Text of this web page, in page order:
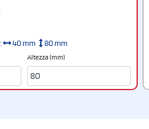
: 40 mm 80 mm
Altezza (mm)